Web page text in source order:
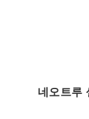
네오트루